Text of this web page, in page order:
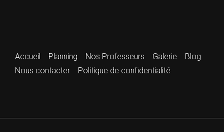
Accueil Planning Nos Professeurs Galerie
Blog
Nous contacter
Politique de confidentialité